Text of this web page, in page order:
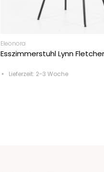
Eleonora
Esszimmerstuhl Lynn
Lieferzeit: 2-3 Woche